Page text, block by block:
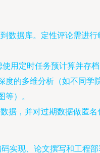
数据库。定性评论需进行
用定时任务预计算并存档
的多维分析（如不同学
）。
据，并对过期数据做匿名
实现、论文撰写和工程